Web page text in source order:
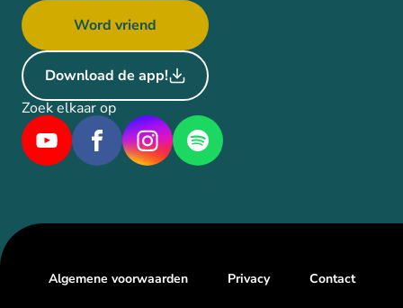
Word vriend
Download de app!
Zoek elkaar op
Algemene voorwaarden Privacy Contact